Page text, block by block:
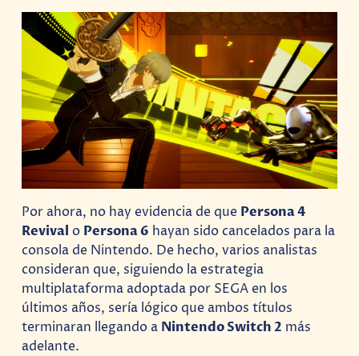
Por ahora, no hay evidencia de que Persona 4
Revival o Persona 6 hayan sido cancelados para la
consola de Nintendo. De hecho, varios analistas
consideran que, siguiendo la estrategia
multiplataforma adoptada por SEGA en los
últimos años, sería lógico que ambos títulos
terminaran llegando a Nintendo Switch 2 más
adelante.